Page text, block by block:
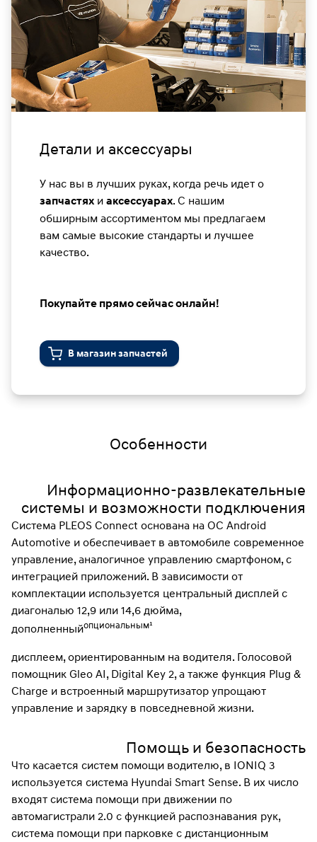
Детали и аксессуары
У нас вы в лучших руках, когда речь идет о
запчастях и аксессуарах. С нашим
обширным ассортиментом мы предлагаем
вам самые высокие стандарты и лучшее
качество.
Покупайте прямо сейчас онлайн!
В магазин запчастей
Особенности
Информационно-развлекательные
системы и возможности подключения
Система PLEOS Connect основана на ОС Android
Automotive и обеспечивает в автомобиле современное
управление, аналогичное управлению смартфоном, с
интеграцией приложений. В зависимости от
комплектации используется центральный дисплей с
диагональю 12,9 или 14,6 дюйма,
дополненныйопциональным¹
дисплеем, ориентированным на водителя. Голосовой
помощник Gleo AI, Digital Key 2, а также функция Plug &
Charge и встроенный маршрутизатор упрощают
управление и зарядку в повседневной жизни.
Помощь и безопасность
Что касается систем помощи водителю, в IONIQ 3
используется система Hyundai Smart Sense. В их число
входят система помощи при движении по
автомагистрали 2.0 с функцией распознавания рук,
система помощи при парковке с дистанционным